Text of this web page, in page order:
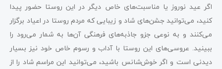
اگر عید نوروز یا مناسبت‌های خاص دیگر در این روستا حضور پیدا
کنید، می‌توانید جشن‌های شاد و زیبایی که مردم روستا در اعیاد برگزار
می‌کنند و به نوعی جزو جاذبه‌های فرهنگی آن‌ها به شمار می‌رود را
ببینید. عروسی‌های این روستا با آداب و رسوم خاص خود نیز بسیار
دیدنی است و اگر خوش‌شانس باشید، می‌توانید این مراسم شاد را از